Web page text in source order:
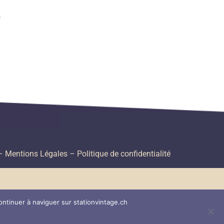
Mentions Légales – Politique de confidentialité
à naviguer sur stationvintage.ch